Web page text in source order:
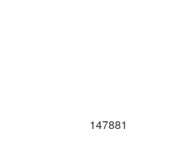
147881